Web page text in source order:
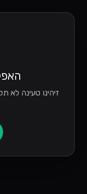
זיהינו טעינה לא